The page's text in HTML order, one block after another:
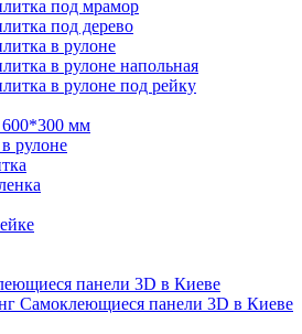
под мрамор
под дерево
в рулоне
в рулоне напольная
в рулоне под рейку
мм
рулоне
панели 3D в Киеве
Самоклеющиеся панели 3D в Киеве